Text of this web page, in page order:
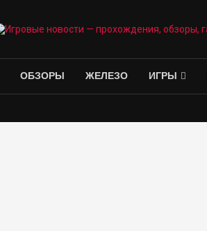
ОБЗОРЫ ЖЕЛЕЗО ИГРЫ